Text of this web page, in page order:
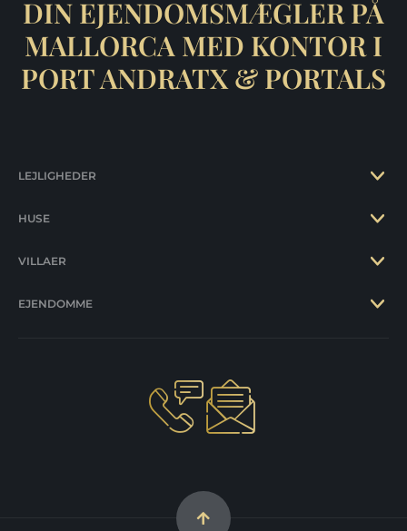
DIN EJENDOMSMÆGLER PÅ
MALLORCA MED KONTOR I
PORT ANDRATX & PORTALS
LEJLIGHEDER
HUSE
VILLAER
EJENDOMME